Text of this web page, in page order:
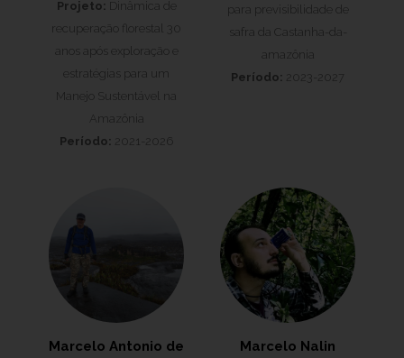
Projeto: Dinâmica de
recuperação florestal 30
anos após exploração e
estratégias para um
Manejo Sustentável na
Amazônia
Período: 2021-2026
para previsibilidade de
safra da Castanha-da-
amazônia
Período: 2023-2027
Marcelo Antonio de
Marcelo Nalin